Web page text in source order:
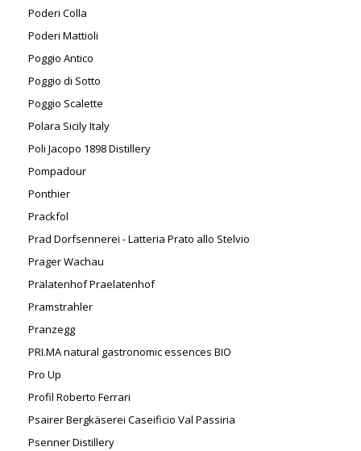
Poderi Colla
Poderi Mattioli
Poggio Antico
Poggio di Sotto
Poggio Scalette
Polara Sicily Italy
Poli Jacopo 1898 Distillery
Pompadour
Ponthier
Prackfol
Prad Dorfsennerei - Latteria Prato allo Stelvio
Prager Wachau
Prälatenhof Praelatenhof
Pramstrahler
Pranzegg
PRI.MA natural gastronomic essences BIO
Pro Up
Profil Roberto Ferrari
Psairer Bergkäserei Caseificio Val Passiria
Psenner Distillery